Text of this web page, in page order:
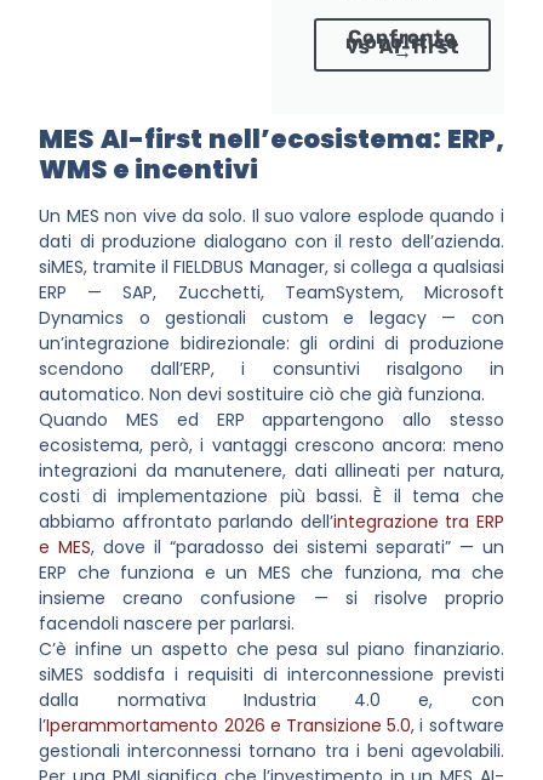
Confronto
monolitico
vs AI-first
→
MES AI-first nell’ecosistema: ERP,
WMS e incentivi
Un MES non vive da solo. Il suo valore esplode quando i
dati di produzione dialogano con il resto dell’azienda.
siMES, tramite il FIELDBUS Manager, si collega a qualsiasi
ERP — SAP, Zucchetti, TeamSystem, Microsoft
Dynamics o gestionali custom e legacy — con
un’integrazione bidirezionale: gli ordini di produzione
scendono dall’ERP, i consuntivi risalgono in
automatico. Non devi sostituire ciò che già funziona.
Quando MES ed ERP appartengono allo stesso
ecosistema, però, i vantaggi crescono ancora: meno
integrazioni da manutenere, dati allineati per natura,
costi di implementazione più bassi. È il tema che
abbiamo affrontato parlando dell’integrazione tra ERP
e MES, dove il “paradosso dei sistemi separati” — un
ERP che funziona e un MES che funziona, ma che
insieme creano confusione — si risolve proprio
facendoli nascere per parlarsi.
C’è infine un aspetto che pesa sul piano finanziario.
siMES soddisfa i requisiti di interconnessione previsti
dalla normativa Industria 4.0 e, con
l’Iperammortamento 2026 e Transizione 5.0, i software
gestionali interconnessi tornano tra i beni agevolabili.